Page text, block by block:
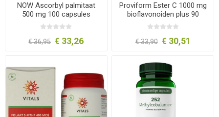
NOW Ascorbyl palmitaat
500 mg 100 capsules
€ 36,95 € 33,26
Proviform Ester C 1000 mg
bioflavonoiden plus 90
tabletten
€ 33,90 € 30,51